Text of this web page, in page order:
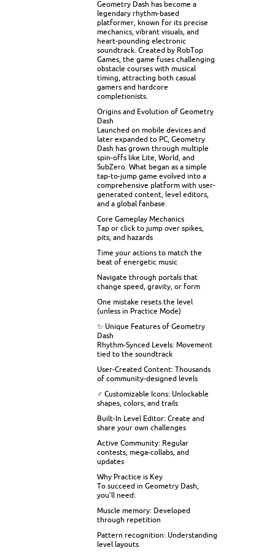
Geometry Dash has become a
legendary rhythm-based
platformer, known for its precise
mechanics, vibrant visuals, and
heart-pounding electronic
soundtrack. Created by RobTop
Games, the game fuses challenging
obstacle courses with musical
timing, attracting both casual
gamers and hardcore
completionists.
Origins and Evolution of Geometry
Dash
Launched on mobile devices and
later expanded to PC, Geometry
Dash has grown through multiple
spin-offs like Lite, World, and
SubZero. What began as a simple
tap-to-jump game evolved into a
comprehensive platform with user-
generated content, level editors,
and a global fanbase.
Core Gameplay Mechanics
Tap or click to jump over spikes,
pits, and hazards
Time your actions to match the
beat of energetic music
Navigate through portals that
change speed, gravity, or form
One mistake resets the level
(unless in Practice Mode)
✨ Unique Features of Geometry
Dash
Rhythm-Synced Levels: Movement
tied to the soundtrack
User-Created Content: Thousands
of community-designed levels
‍♂️ Customizable Icons: Unlockable
shapes, colors, and trails
Built-In Level Editor: Create and
share your own challenges
Active Community: Regular
contests, mega-collabs, and
updates
Why Practice is Key
To succeed in Geometry Dash,
you’ll need:
Muscle memory: Developed
through repetition
Pattern recognition: Understanding
level layouts